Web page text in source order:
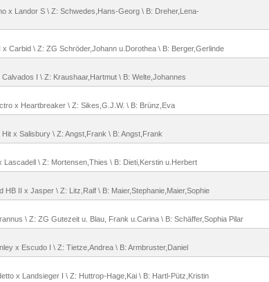
x Landor S \ Z: Schwedes,Hans-Georg \ B: Dreher,Lena-
Carbid \ Z: ZG Schröder,Johann u.Dorothea \ B: Berger,Gerlinde
I \ Z: Kraushaar,Hartmut \ B: Welte,Johannes
x Heartbreaker \ Z: Sikes,G.J.W. \ B: Brünz,Eva
x Salisbury \ Z: Angst,Frank \ B: Angst,Frank
Lascadell \ Z: Mortensen,Thies \ B: Dieti,Kerstin u.Herbert
HB II x Jasper \ Z: Litz,Ralf \ B: Maier,Stephanie,Maier,Sophie
\ Z: ZG Gutezeit u. Blau, Frank u.Carina \ B: Schäffer,Sophia Pilar
x Escudo I \ Z: Tietze,Andrea \ B: Armbruster,Daniel
x Landsieger I \ Z: Huttrop-Hage,Kai \ B: Hartl-Pütz,Kristin